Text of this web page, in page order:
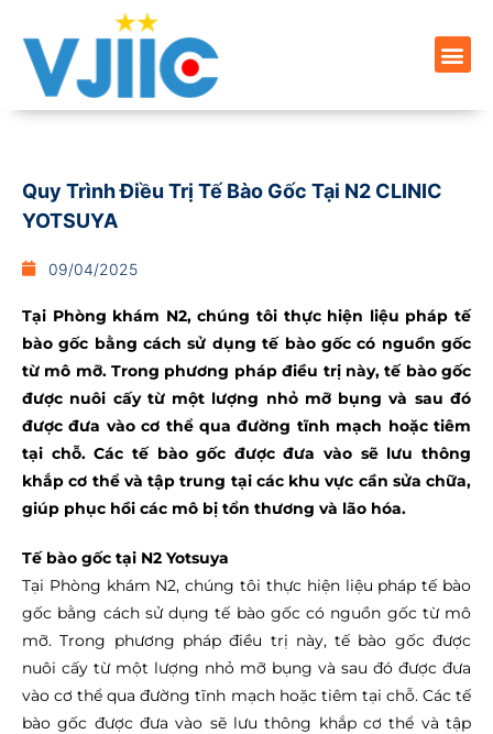
Quy Trình Điều Trị Tế Bào Gốc Tại N2 CLINIC
YOTSUYA
09/04/2025
Tại Phòng khám N2, chúng tôi thực hiện liệu pháp tế
bào gốc bằng cách sử dụng tế bào gốc có nguồn gốc
từ mô mỡ. Trong phương pháp điều trị này, tế bào gốc
được nuôi cấy từ một lượng nhỏ mỡ bụng và sau đó
được đưa vào cơ thể qua đường tĩnh mạch hoặc tiêm
tại chỗ. Các tế bào gốc được đưa vào sẽ lưu thông
khắp cơ thể và tập trung tại các khu vực cần sửa chữa,
giúp phục hồi các mô bị tổn thương và lão hóa.
Tế bào gốc tại N2 Yotsuya
Tại Phòng khám N2, chúng tôi thực hiện liệu pháp tế bào
gốc bằng cách sử dụng tế bào gốc có nguồn gốc từ mô
mỡ. Trong phương pháp điều trị này, tế bào gốc được
nuôi cấy từ một lượng nhỏ mỡ bụng và sau đó được đưa
vào cơ thể qua đường tĩnh mạch hoặc tiêm tại chỗ. Các tế
bào gốc được đưa vào sẽ lưu thông khắp cơ thể và tập